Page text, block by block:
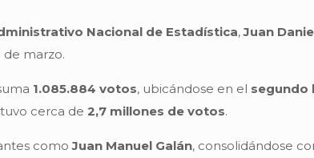
Nacional de Estadística,Juan
de marzo.
1.085.884 votos, ubicándose en el segundo
cerca de2,7 millones de votos.
comoJuan Manuel Galán, consolidándose